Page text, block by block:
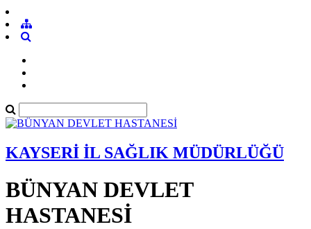
KAYSERİ İL SAĞLIK MÜDÜRLÜĞÜ
BÜNYAN DEVLET
HASTANESİ